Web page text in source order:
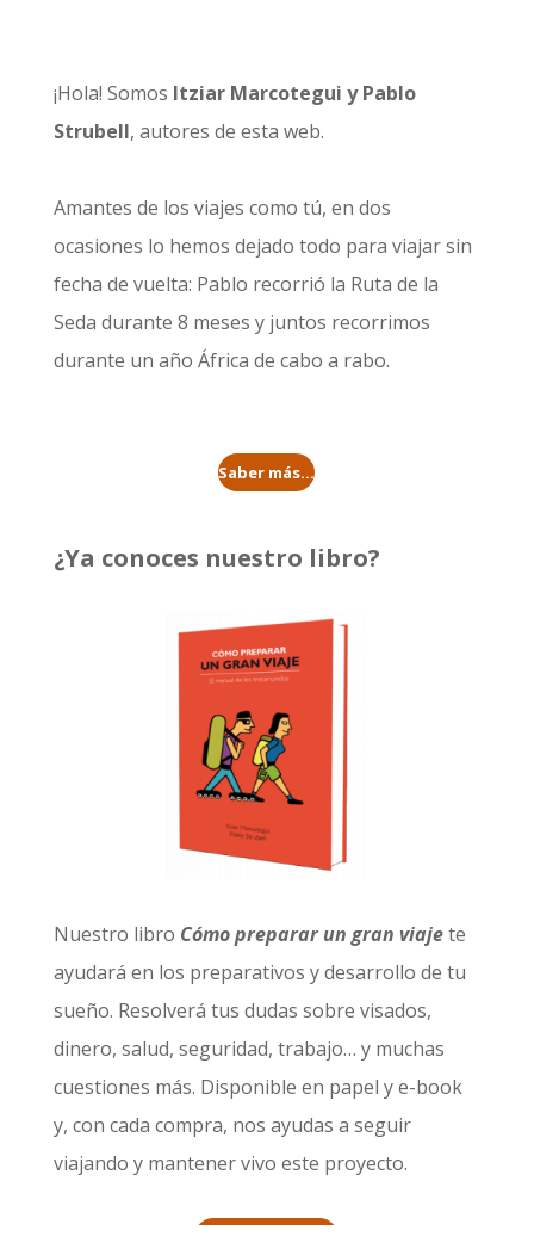
¡Hola! Somos Itziar Marcotegui y Pablo
Strubell, autores de esta web.
Amantes de los viajes como tú, en dos
ocasiones lo hemos dejado todo para viajar sin
fecha de vuelta: Pablo recorrió la Ruta de la
Seda durante 8 meses y juntos recorrimos
durante un año África de cabo a rabo.
Saber más...
¿Ya conoces nuestro libro?
Nuestro libro Cómo preparar un gran viajete
ayudará en los preparativos y desarrollo de tu
sueño. Resolverá tus dudas sobre visados,
dinero, salud, seguridad, trabajo… y muchas
cuestiones más. Disponible en papel y e-book
y, con cada compra, nos ayudas a seguir
viajando y mantener vivo este proyecto.